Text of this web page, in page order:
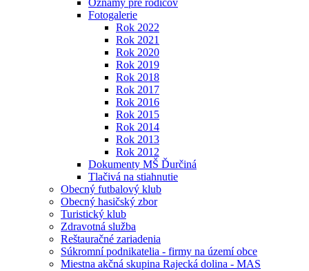
Oznamy pre rodičov
Fotogalerie
Rok 2022
Rok 2021
Rok 2020
Rok 2019
Rok 2018
Rok 2017
Rok 2016
Rok 2015
Rok 2014
Rok 2013
Rok 2012
Dokumenty MŠ Ďurčiná
Tlačivá na stiahnutie
Obecný futbalový klub
Obecný hasičský zbor
Turistický klub
Zdravotná služba
Reštauračné zariadenia
Súkromní podnikatelia - firmy na území obce
Miestna akčná skupina Rajecká dolina - MAS